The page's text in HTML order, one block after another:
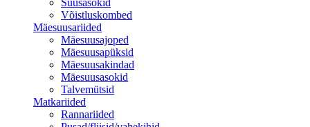
Suusasokid
Võistluskombed
Mäesuusariided
Mäesuusajoped
Mäesuusapüksid
Mäesuusakindad
Mäesuusasokid
Talvemütsid
Matkariided
Rannariided